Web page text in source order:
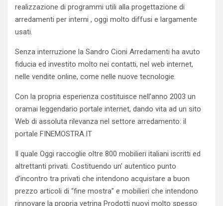
realizzazione di programmi utili alla progettazione di
arredamenti per interni , oggi molto diffusi e largamente
usati.
Senza interruzione la Sandro Cioni Arredamenti ha avuto
fiducia ed investito molto nei contatti, nel web internet,
nelle vendite online, come nelle nuove tecnologie.
Con la propria esperienza costituisce nell’anno 2003 un
oramai leggendario portale internet, dando vita ad un sito
Web di assoluta rilevanza nel settore arredamento: il
portale FINEMOSTRA.IT
Il quale Oggi raccoglie oltre 800 mobilieri italiani iscritti ed
altrettanti privati. Costituendo un’ autentico punto
d’incontro tra privati che intendono acquistare a buon
prezzo articoli di “fine mostra” e mobilieri che intendono
rinnovare la propria vetrina Prodotti nuovi molto spesso